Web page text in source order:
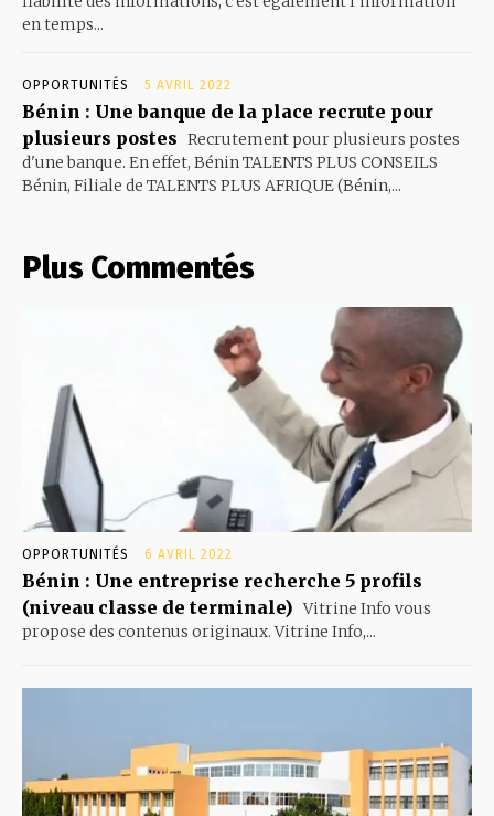
en temps...
OPPORTUNITÉS 5 AVRIL 2022
Bénin : Une banque de la place recrute pour
plusieurs postes Recrutement pour plusieurs postes
d'une banque. En effet, Bénin TALENTS PLUS CONSEILS
Bénin, Filiale de TALENTS PLUS AFRIQUE (Bénin,...
Plus Commentés
OPPORTUNITÉS 6 AVRIL 2022
Bénin : Une entreprise recherche 5 profils
(niveau classe de terminale) Vitrine Info vous
propose des contenus originaux. Vitrine Info,...